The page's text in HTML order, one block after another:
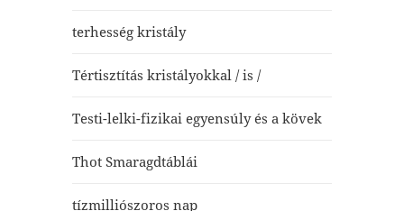
terhesség kristály
Tértisztítás kristályokkal / is /
Testi-lelki-fizikai egyensúly és a kövek
Thot Smaragdtáblái
tízmilliószoros nap